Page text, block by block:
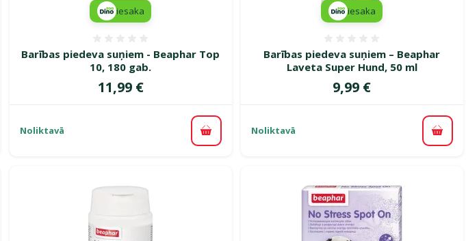
grozam
Barības piedeva suņiem - Beaphar Top
10, 180 gab.
Cena
11,99 €
iesaka
Noliktavā Pievienot grozam
Barības piedeva suņiem – Beaphar
Laveta Super Hund, 50 ml
Cena
9,99 €
iesaka
Noliktavā